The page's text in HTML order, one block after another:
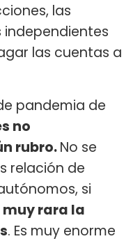
las
las cuentas a
pandemia de
no
rubro.No se
relación de
si
muy rara la
. Es muy enorme